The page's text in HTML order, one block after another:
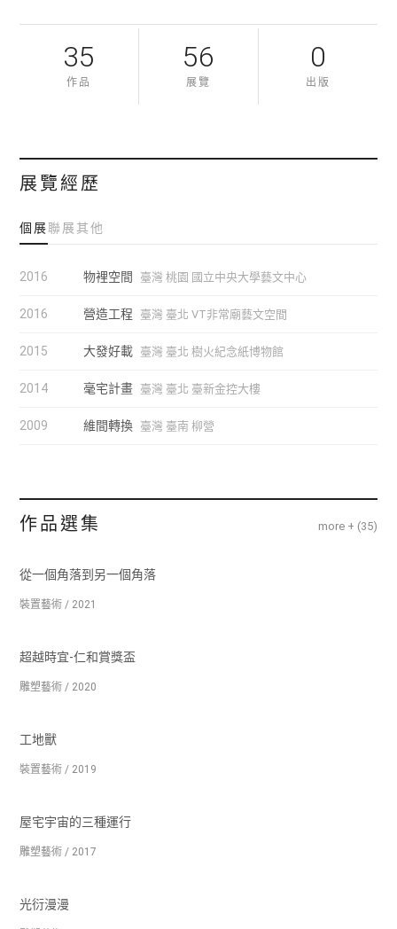
35
作品
56
展覽
0
出版
展覽經歷
個展聯展 其他
2016 物裡空間 臺灣 桃園 國立中央大學藝文中心
2016 營造工程 臺灣 臺北 VT非常廟藝文空間
2015 大發好載 臺灣 臺北 樹火紀念紙博物館
2014 毫宅計畫 臺灣 臺北 臺新金控大樓
2009 維間轉換 臺灣 臺南 柳營
作品選集 more + (35)
從一個角落到另一個角落
裝置藝術 / 2021
超越時宜-仁和賞獎盃
雕塑藝術 / 2020
工地獸
裝置藝術 / 2019
屋宅宇宙的三種運行
雕塑藝術 / 2017
光衍漫漫